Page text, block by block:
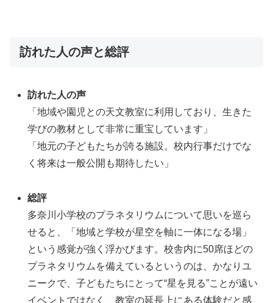
訪れた人の声と総評
訪れた人の声
「地域や園児との天文教室に利用しており、生きた
学びの教材として非常に重宝しています」
「地元の子どもたちが誇る施設。校内行事だけでな
く将来は一般公開も期待したい」
総評
多奈川小学校のプラネタリウムについて思いを巡ら
せると、「地域と学校が星空を軸に一体になる場」
という感覚が強く浮かびます。校舎内に50席ほどの
プラネタリウムを備えているというのは、かなりユ
ニークで、子どもたちにとって“星を見る”ことが遠い
イベントではなく、教室の延長上にある体験だと感